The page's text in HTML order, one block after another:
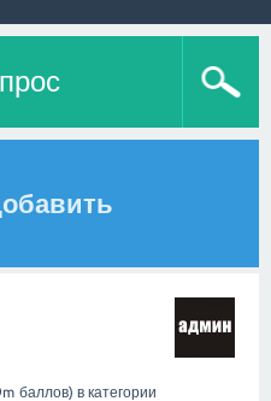
баллов) в категории